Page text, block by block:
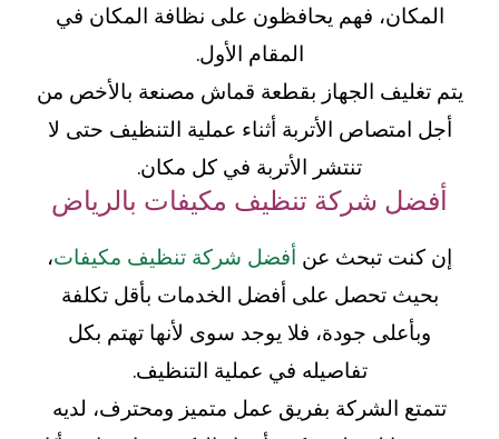
المكان، فهم يحافظون على نظافة المكان في
المقام الأول.
يتم تغليف الجهاز بقطعة قماش مصنعة بالأخص من
أجل امتصاص الأتربة أثناء عملية التنظيف حتى لا
تنتشر الأتربة في كل مكان.
أفضل شركة تنظيف مكيفات بالرياض
إن كنت تبحث عن أفضل شركة تنظيف مكيفات،
بحيث تحصل على أفضل الخدمات بأقل تكلفة
وبأعلى جودة، فلا يوجد سوى لأنها تهتم بكل
تفاصيله في عملية التنظيف.
تتمتع الشركة بفريق عمل متميز ومحترف، لديه